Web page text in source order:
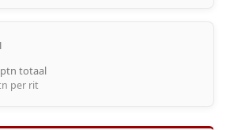
ptn totaal
per rit